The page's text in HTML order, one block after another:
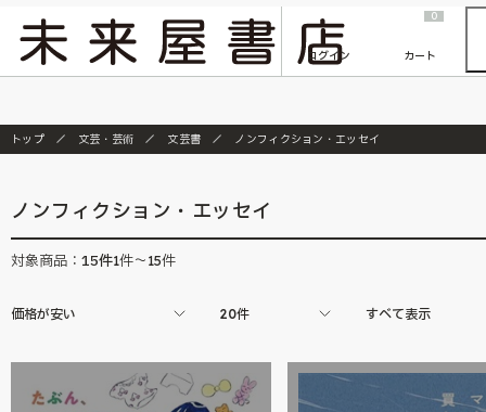
『ONE PIECE magazine 021 ONE PIECEカード付き同梱版』発売延期のご案内
ログイン
0
カート
トップ 文芸・芸術 文芸書 ノンフィクション・エッセイ
ノンフィクション・エッセイ
対象商品： 15件1件～15件
価格が安い 20件 すべて表示